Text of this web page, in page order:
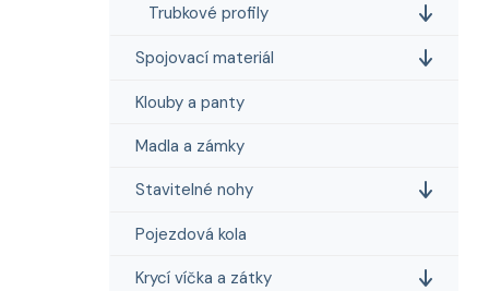
Trubkové profily
Spojovací materiál
Klouby a panty
Madla a zámky
Stavitelné nohy
Pojezdová kola
Krycí víčka a zátky